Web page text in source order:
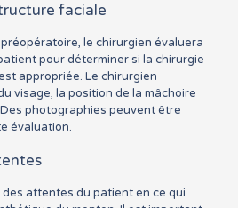
faciale
le chirurgien évaluera
pour déterminer si la chirurgie
appropriée. Le chirurgien
visage, la position de la mâchoire
photographies peuvent être
évaluation.
attentes du patient en ce qui